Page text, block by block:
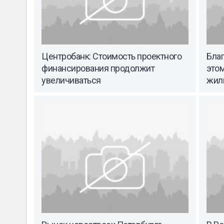
Центробанк: Стоимость проектного
финансирования продолжит
увеличиваться